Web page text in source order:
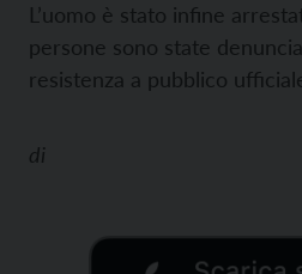
L’uomo è stato infine
persone sono state
resistenza a pubblico
di